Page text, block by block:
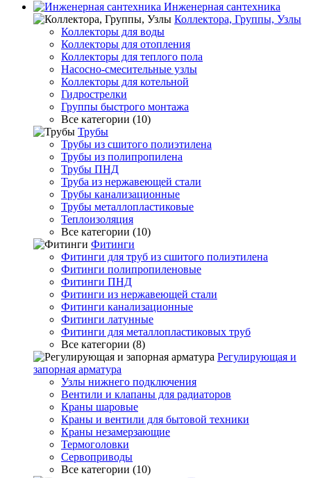
Инженерная сантехника
Коллектора, Группы, Узлы
Коллекторы для воды
Коллекторы для отопления
Коллекторы для теплого пола
Насосно-смесительные узлы
Коллекторы для котельной
Гидрострелки
Группы быстрого монтажа
Все категории (10)
Трубы
Трубы из сшитого полиэтилена
Трубы из полипропилена
Трубы ПНД
Труба из нержавеющей стали
Трубы канализационные
Трубы металлопластиковые
Теплоизоляция
Все категории (10)
Фитинги
Фитинги для труб из сшитого полиэтилена
Фитинги полипропиленовые
Фитинги ПНД
Фитинги из нержавеющей стали
Фитинги канализационные
Фитинги латунные
Фитинги для металлопластиковых труб
Все категории (8)
Регулирующая и
запорная арматура
Узлы нижнего подключения
Вентили и клапаны для радиаторов
Краны шаровые
Краны и вентили для бытовой техники
Краны незамерзающие
Термоголовки
Сервоприводы
Все категории (10)